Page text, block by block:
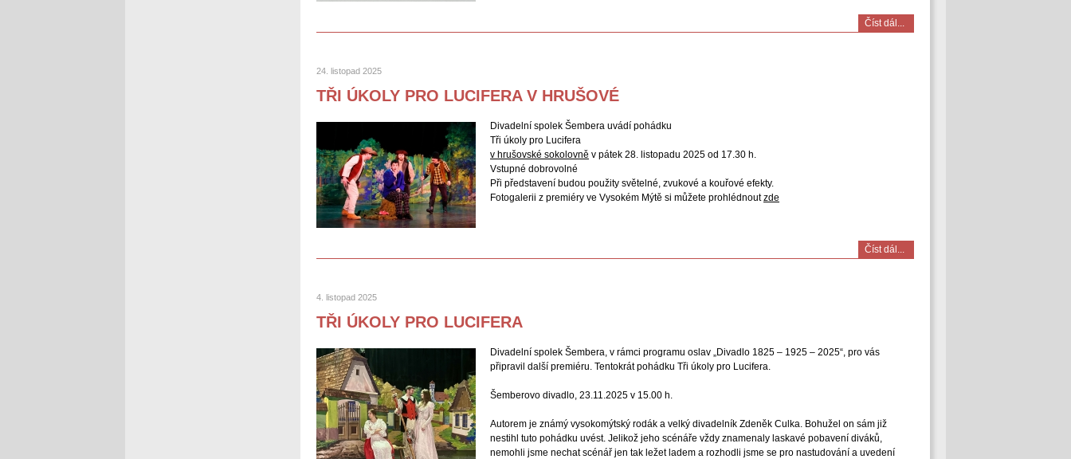
Číst dál...
24. listopad 2025
TŘI ÚKOLY PRO LUCIFERA V HRUŠOVÉ
Divadelní spolek Šembera uvádí pohádku
Tři úkoly pro Lucifera
v hrušovské sokolovně v pátek 28. listopadu 2025 od 17.30 h.
Vstupné dobrovolné
Při představení budou použity světelné, zvukové a kouřové efekty.
Fotogalerii z premiéry ve Vysokém Mýtě si můžete prohlédnoutzde
Číst dál...
4. listopad 2025
TŘI ÚKOLY PRO LUCIFERA
Divadelní spolek Šembera, v rámci programu oslav „Divadlo 1825 – 1925 – 2025“, pro vás
připravil další premiéru. Tentokrát pohádku Tři úkoly pro Lucifera.
Šemberovo divadlo, 23.11.2025 v 15.00 h.
Autorem je známý vysokomýtský rodák a velký divadelník Zdeněk Culka. Bohužel on sám již
nestihl tuto pohádku uvést. Jelikož jeho scénáře vždy znamenaly laskavé pobavení diváků,
nemohli jsme nechat scénář jen tak ležet ladem a rozhodli jsme se pro nastudování a uvedení